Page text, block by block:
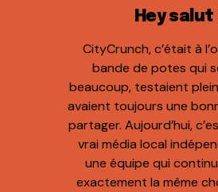
Hey salut
CityCrunch, c’était à
bande de potes qui
beaucoup, testaient
avaient toujours une
partager. Aujourd’hui,
vrai média local
une équipe qui
exactement la même